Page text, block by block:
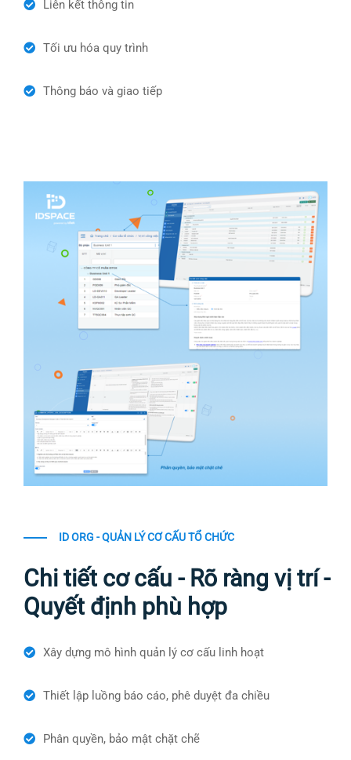
Liên kết thông tin
Tối ưu hóa quy trình
Thông báo và giao tiếp
ID ORG - QUẢN LÝ CƠ CẤU TỔ CHỨC
Chi tiết cơ cấu - Rõ ràng vị trí -
Quyết định phù hợp
Xây dựng mô hình quản lý cơ cấu linh hoạt
Thiết lập luồng báo cáo, phê duyệt đa chiều
Phân quyền, bảo mật chặt chẽ